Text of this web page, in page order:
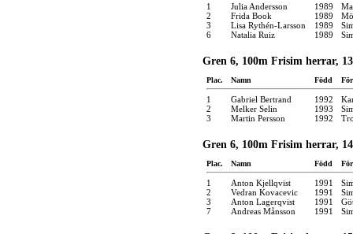
1 Julia Andersson 1989
2
Frida Book 1989
3
Lisa Rythén-Larsson 1989
6
Natalia Ruiz 1989
Gren 6, 100m Frisim herrar,
Plac. Namn Född
1 Gabriel Bertrand 1992
2
Melker Selin 1993
3
Martin Persson 1992
Gren 6, 100m Frisim herrar,
Plac. Namn Född
1 Anton Kjellqvist 1991
2
Vedran Kovacevic 1991
3
Anton Lagerqvist 1991
7
Andreas Månsson 1991